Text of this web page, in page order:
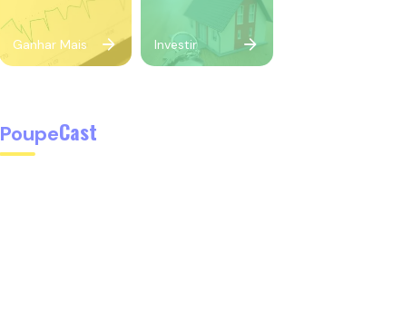
Ganhar Mais Investir
PoupeCast